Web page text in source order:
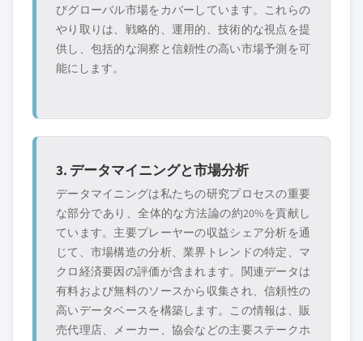
びグローバル市場をカバーしています。これらの
やり取りは、戦略的、運用的、技術的な視点を提
供し、包括的な洞察と信頼性の高い市場予測を可
能にします。
3. データマイニングと市場分析
データマイニングは私たちの研究プロセスの重要
な部分であり、全体的な方法論の約20%を貢献し
ています。主要プレーヤーの収益シェア分析を通
じて、市場構造の分析、業界トレンドの特定、マ
クロ経済要因の評価が含まれます。関連データは
有料および無料のソースから収集され、信頼性の
高いデータベースを構築します。この情報は、販
売代理店、メーカー、協会などの主要ステークホ